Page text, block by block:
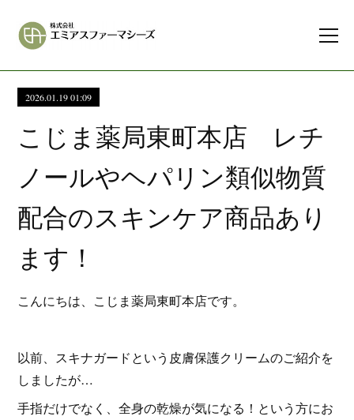
2026.01.19 01:09
こじま薬局東町本店 レチ
ノールやヘパリン類似物質
配合のスキンケア商品あり
ます！
こんにちは、こじま薬局東町本店です。
以前、スキナガードという皮膚保護クリームのご紹介を
しましたが…
手指だけでなく、全身の乾燥が気になる！という方にお